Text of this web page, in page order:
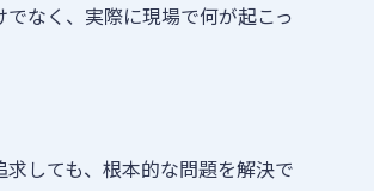
なく、実際に現場で何が起こっ
しても、根本的な問題を解決で